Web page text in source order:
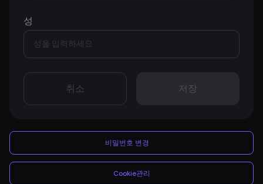
성
취소 저장
비밀번호 변경
Cookie관리